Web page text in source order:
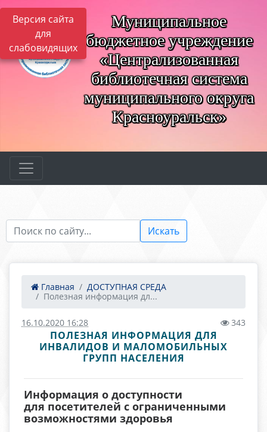
Версия сайта
для
слабовидящих
Муниципальное
бюджетное учреждение
«Централизованная
библиотечная система
муниципального округа
Красноуральск»
Искать
Главная
ДОСТУПНАЯ СРЕДА
Полезная информация дл...
16.10.2020 16:28 343
ПОЛЕЗНАЯ ИНФОРМАЦИЯ ДЛЯ
ИНВАЛИДОВ И МАЛОМОБИЛЬНЫХ
ГРУПП НАСЕЛЕНИЯ
Информация о доступности
для посетителей с ограниченными
возможностями здоровья